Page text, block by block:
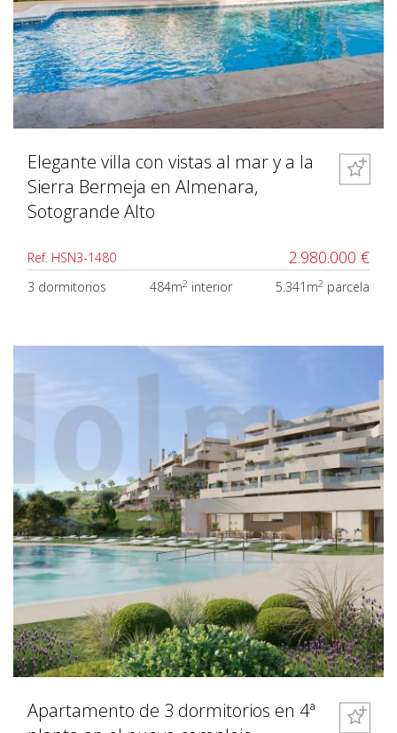
Elegante villa con vistas al mar y a la
Sierra Bermeja en Almenara,
Sotogrande Alto
Ref. HSN3-1480 2.980.000 €
3 dormitorios 484m2 interior 5.341m2 parcela
Apartamento de 3 dormitorios en 4ª